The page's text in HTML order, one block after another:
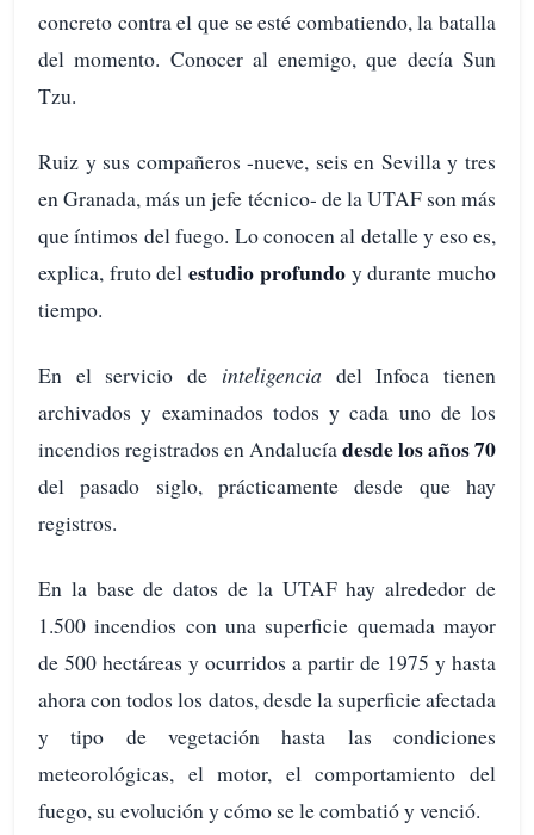
concreto contra el que se esté combatiendo, la batalla
del momento. Conocer al enemigo, que decía Sun
Tzu.
Ruiz y sus compañeros -nueve, seis en Sevilla y tres
en Granada, más un jefe técnico- de la UTAF son más
que íntimos del fuego. Lo conocen al detalle y eso es,
explica, fruto delestudio profundoy durante mucho
tiempo.
En el servicio de inteligencia del Infoca tienen
archivados y examinados todos y cada uno de los
incendios registrados en Andalucíadesde los años 70
del pasado siglo, prácticamente desde que hay
registros.
En la base de datos de la UTAF hay alrededor de
1.500 incendios con una superficie quemada mayor
de 500 hectáreas y ocurridos a partir de 1975 y hasta
ahora con todos los datos, desde la superficie afectada
y tipo de vegetación hasta las condiciones
meteorológicas, el motor, el comportamiento del
fuego, su evolución y cómo se le combatió y venció.